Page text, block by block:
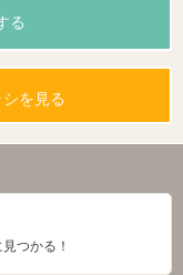
る
を見る
つかる！